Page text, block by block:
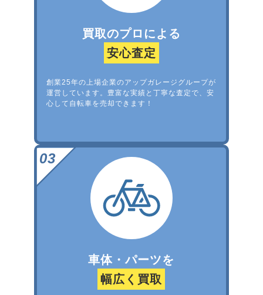
買取のプロによる
安心査定
創業25年の上場企業のアップガレージグループが
運営しています。豊富な実績と丁寧な査定で、安
心して自転車を売却できます！
車体・パーツを
幅広く買取